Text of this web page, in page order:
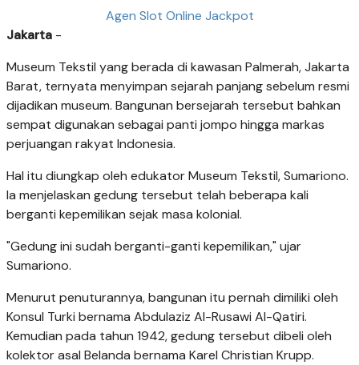
Agen Slot Online Jackpot
Jakarta -
Museum Tekstil yang berada di kawasan Palmerah, Jakarta
Barat, ternyata menyimpan sejarah panjang sebelum resmi
dijadikan museum. Bangunan bersejarah tersebut bahkan
sempat digunakan sebagai panti jompo hingga markas
perjuangan rakyat Indonesia.
Hal itu diungkap oleh edukator Museum Tekstil, Sumariono.
Ia menjelaskan gedung tersebut telah beberapa kali
berganti kepemilikan sejak masa kolonial.
"Gedung ini sudah berganti-ganti kepemilikan," ujar
Sumariono.
Menurut penuturannya, bangunan itu pernah dimiliki oleh
Konsul Turki bernama Abdulaziz Al-Rusawi Al-Qatiri.
Kemudian pada tahun 1942, gedung tersebut dibeli oleh
kolektor asal Belanda bernama Karel Christian Krupp.